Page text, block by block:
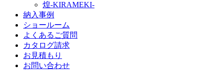
煌-KIRAMEKI-
納入事例
ショールーム
よくあるご質問
カタログ請求
お見積もり
お問い合わせ